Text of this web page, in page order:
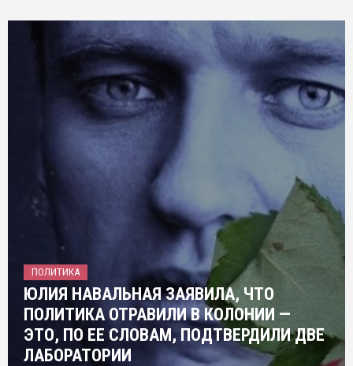
ПОЛИТИКА
ЮЛИЯ НАВАЛЬНАЯ ЗАЯВИЛА, ЧТО
ПОЛИТИКА ОТРАВИЛИ В КОЛОНИИ —
ЭТО, ПО ЕЕ СЛОВАМ, ПОДТВЕРДИЛИ ДВЕ
ЛАБОРАТОРИИ